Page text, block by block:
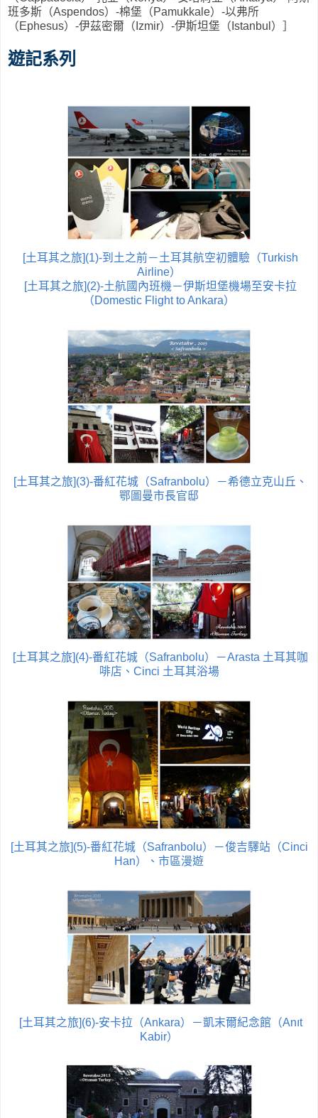
班多斯（Aspendos）-棉堡（Pamukkale）-以弗所
（Ephesus）-伊茲密爾（Izmir）-伊斯坦堡（Istanbul）］
遊記系列
[土耳其之旅](1)-到土之前－土耳其航空初體驗（Turkish
Airline）
[土耳其之旅](2)-土航國內班機－伊斯坦堡機場至安卡拉
（Domestic Flight to Ankara）
[土耳其之旅](3)-番紅花城（Safranbolu）－希德立克山丘、
鄂圖曼市長官邸
[土耳其之旅](4)-番紅花城（Safranbolu）－Arasta 土耳其咖
啡店、Cinci 土耳其浴場
[土耳其之旅](5)-番紅花城（Safranbolu）－俊吉驛站（Cinci
Han）、市區漫遊
[土耳其之旅](6)-安卡拉（Ankara）－凱末爾紀念館（Anıt
Kabir）